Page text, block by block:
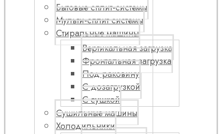
Бытовые сплит-системы
Мульти-сплит системы
Стиральные машины
Вертикальная загрузка
Фронтальная загрузка
Под раковину
С дозагрузкой
С сушкой
Сушильные машины
Холодильники